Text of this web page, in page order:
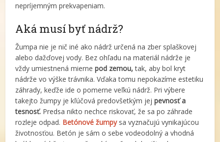
nepríjemným prekvapeniam.
Aká musí byť nádrž?
Žumpa nie je nič iné ako nádrž určená na zber splaškovej
alebo dažďovej vody. Bez ohľadu na materiál nádrže je
vždy umiestnená miernepod zemou, tak, aby bol kryt
nádrže vo výške trávnika. Vďaka tomu nepokazíme estetiku
záhrady, keďže ide o pomerne veľkú nádrž. Pri výbere
takejto žumpy je kľúčová predovšetkým jejpevnosť a
tesnosť. Predsa nikto nechce riskovať, že sa po záhrade
rozleje odpad. Betónové žumpysa vyznačujú vynikajúcou
životnosťou. Betón je sám o sebe vodeodolný a vhodná